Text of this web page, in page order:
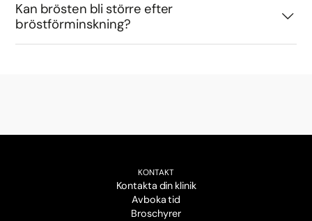
Kan brösten bli större efter
bröstförminskning?
KONTAKT
Kontakta din klinik
Avboka tid
Broschyrer